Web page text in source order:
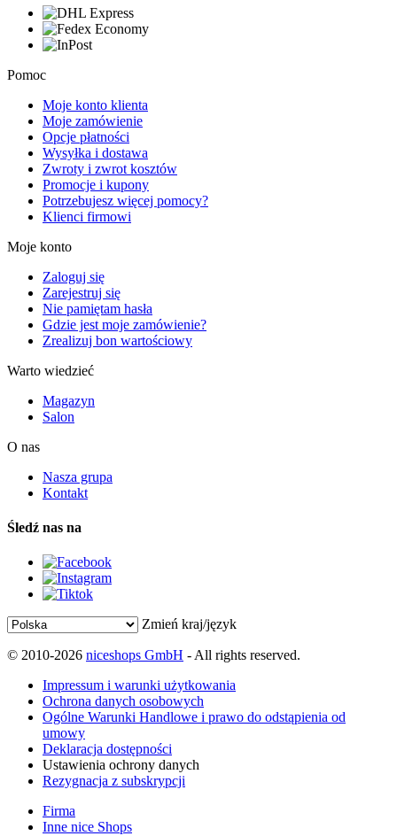
Pomoc
Moje konto klienta
Moje zamówienie
Opcje płatności
Wysyłka i dostawa
Zwroty i zwrot kosztów
Promocje i kupony
Potrzebujesz więcej pomocy?
Klienci firmowi
Moje konto
Zaloguj się
Zarejestruj się
Nie pamiętam hasła
Gdzie jest moje zamówienie?
Zrealizuj bon wartościowy
Warto wiedzieć
Magazyn
Salon
O nas
Nasza grupa
Kontakt
Śledź nas na
Zmień kraj/język
© 2010-2026 niceshops GmbH - All rights reserved.
Impressum i warunki użytkowania
Ochrona danych osobowych
Ogólne Warunki Handlowe i prawo do odstąpienia od
umowy
Deklaracja dostępności
Ustawienia ochrony danych
Rezygnacja z subskrypcji
Firma
Inne nice Shops